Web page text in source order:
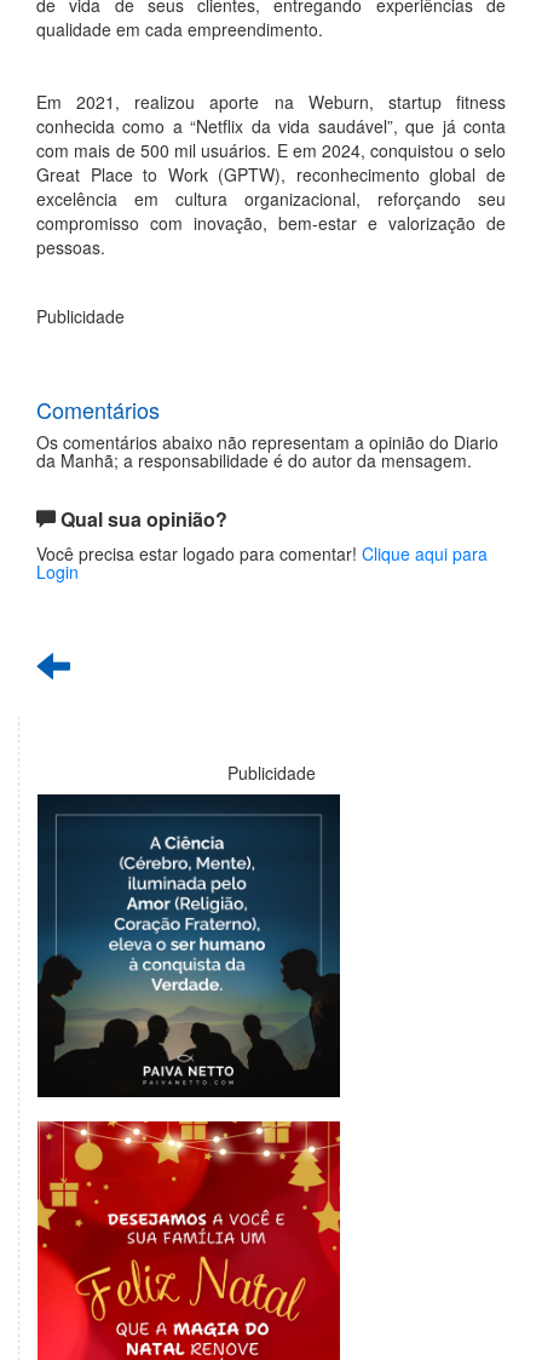
qualidade em cada empreendimento.
Em 2021, realizou aporte na Weburn, startup fitness
conhecida como a “Netflix da vida saudável”, que já conta
com mais de 500 mil usuários. E em 2024, conquistou o selo
Great Place to Work (GPTW), reconhecimento global de
excelência em cultura organizacional, reforçando seu
compromisso com inovação, bem-estar e valorização de
pessoas.
Publicidade
Comentários
Os comentários abaixo não representam a opinião do Diario
da Manhã; a responsabilidade é do autor da mensagem.
Qual sua opinião?
Você precisa estar logado para comentar! Clique aqui para
Login
Publicidade